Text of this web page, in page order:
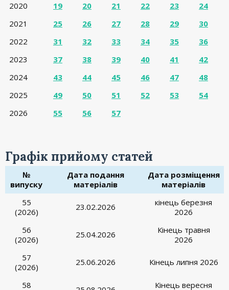
2020
19 20 21 22 23
24
2021
25 26 27 28 29
30
2022
31 32 33 34 35
36
2023
37 38 39 40 41
42
2024
43 44 45 46 47
48
2025
49 50 51 52 53
54
2026
55 56 57
Графік прийому статей
№
випуску
Дата подання
матеріалів
Дата розміщення
матеріалів
55
(2026)
23.02.2026
кінець березня
2026
56
(2026)
25.04.2026
Кінець травня
2026
57
(2026)
25.06.2026 Кінець липня 2026
58
Кінець вересня